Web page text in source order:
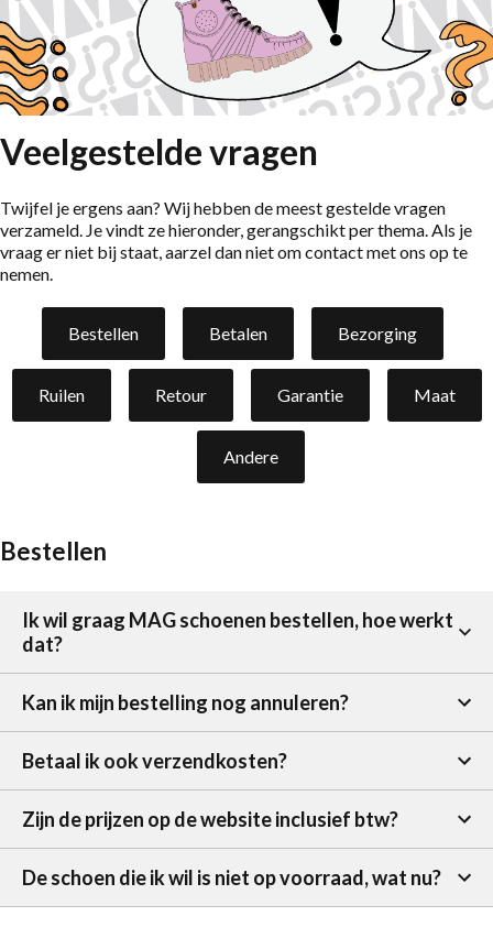
Lage schoenen
Vegan
Sandalen
Bikerboots
Veterlaarsjes
Workerboots
Chelseaboots
Hakken
Loafers
Sale
Veelgestelde vragen
Twijfel je ergens aan? Wij hebben de meest gestelde vragen
verzameld. Je vindt ze hieronder, gerangschikt per thema. Als je
vraag er niet bij staat, aarzel dan niet om contact met ons op te
nemen.
Bestellen Betalen Bezorging
Ruilen Retour Garantie Maat
Andere
Bestellen
Ik wil graag MAG schoenen bestellen, hoe werkt
dat?
Kan ik mijn bestelling nog annuleren?
Betaal ik ook verzendkosten?
Zijn de prijzen op de website inclusief btw?
De schoen die ik wil is niet op voorraad, wat nu?